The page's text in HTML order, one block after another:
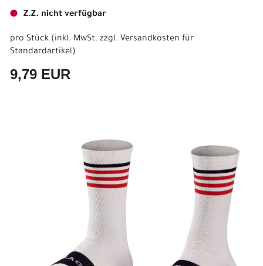
Z.Z. nicht verfügbar
pro Stück (inkl. MwSt. zzgl. Versandkosten für
Standardartikel)
9,79 EUR